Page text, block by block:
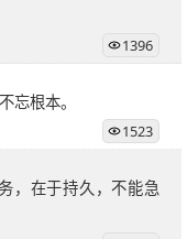
1396
忘根本。
1523
，在于持久，不能急